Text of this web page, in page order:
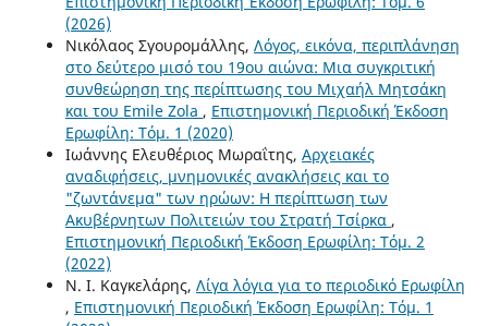
(2026)
Νικόλαος Σγουρομάλλης, Λόγος, εικόνα, περιπλάνηση
στο δεύτερο μισό του 19ου αιώνα: Mια συγκριτική
συνθεώρηση της περίπτωσης του Μιχαήλ Μητσάκη
και του Emile Zola , Επιστημονική Περιοδική Έκδοση
Ερωφίλη: Τόμ. 1 (2020)
Ιωάννης Ελευθέριος Μωραΐτης, Αρχειακές
αναδιφήσεις, μνημονικές ανακλήσεις και το
"ζωντάνεμα" των ηρώων: Η περίπτωση των
Ακυβέρνητων Πολιτειών του Στρατή Τσίρκα ,
Επιστημονική Περιοδική Έκδοση Ερωφίλη: Τόμ. 2
(2022)
Ν. Ι. Καγκελάρης, Λίγα λόγια για το περιοδικό Ερωφίλη
, Επιστημονική Περιοδική Έκδοση Ερωφίλη: Τόμ. 1